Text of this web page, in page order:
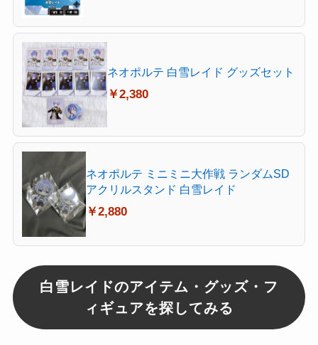
ネオポルテ 白雪レイド グッズセット
￥2,380
ネオポルテ ミニミニ大作戦 ランダムSD
アクリルスタンド 白雪レイド
￥2,880
白雪レイドのアイテム・グッズ・フ
ィギュアを探してみる